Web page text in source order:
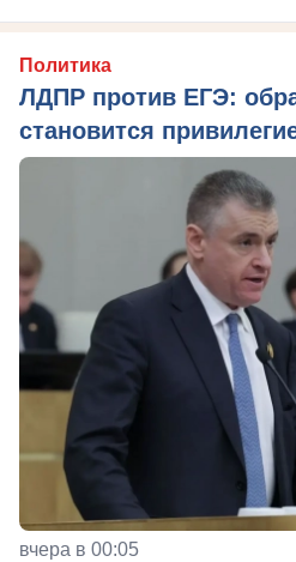
Политика
ЛДПР против ЕГЭ:
становится
вчера в 00:05